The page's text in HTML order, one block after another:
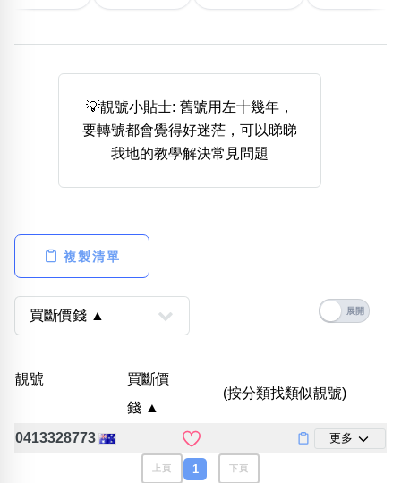
無5字
多8字 9888頭 二字號
三字號
清除全部分類
幸運號分類
次數分類
易經六四卦象
💡靚號小貼士: 舊號用左十幾年，
要轉號都會覺得好迷茫，可以睇睇
我地的教學解決常見問題
複製清單
靚號
買斷價
錢 ▲
(按分類找類似靚號)
0413328773 更多
上頁 1 下頁